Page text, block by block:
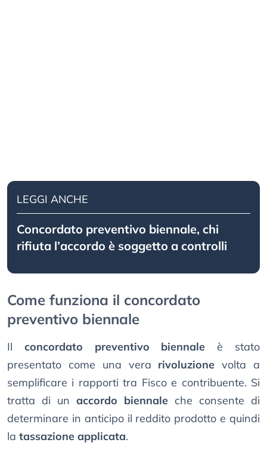
LEGGI ANCHE
Concordato preventivo biennale, chi
rifiuta l’accordo è soggetto a controlli
Come funziona il concordato
preventivo biennale
Il concordato preventivo biennale è stato
presentato come una vera rivoluzione volta a
semplificare i rapporti tra Fisco e contribuente. Si
tratta di un accordo biennale che consente di
determinare in anticipo il reddito prodotto e quindi
la tassazione applicata.